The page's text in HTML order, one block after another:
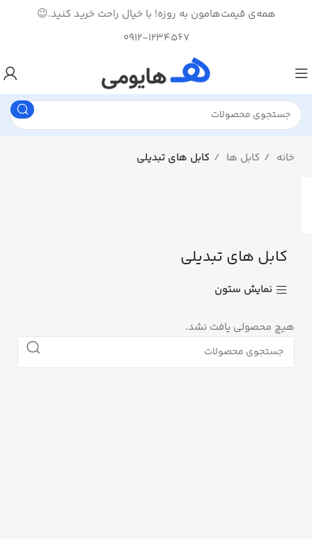
همه‌ی قیمت‌هامون به روزه! با خیال راحت خرید کنید.😉
0912-1234567
خانه کابل ها کابل های تبدیلی
کابل های تبدیلی
نمایش ستون
هیچ محصولی یافت نشد.